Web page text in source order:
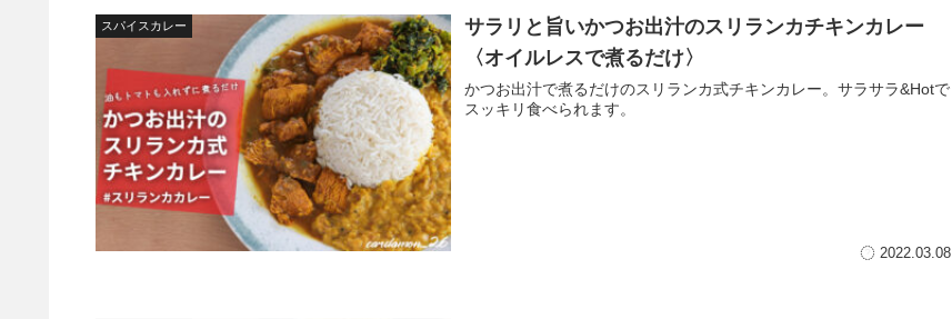
スパイスカレー
サラリと旨いかつお出汁のスリランカチキンカレー
〈オイルレスで煮るだけ〉
かつお出汁で煮るだけのスリランカ式チキンカレー。サラサラ&Hotで
スッキリ食べられます。
2022.03.08